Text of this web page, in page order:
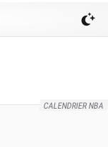
CALENDRIER NBA